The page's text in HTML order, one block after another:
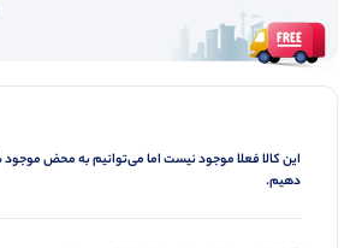
این کالا فعلا موجود نیست اما می‌توانیم به محض
دهیم.